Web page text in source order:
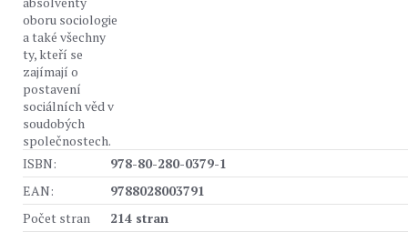
oboru sociologie
a také všechny
ty, kteří se
zajímají o
postavení
sociálních věd v
soudobých
společnostech.
ISBN:
978-80-280-0379-1
EAN:
9788028003791
Počet stran
214 stran